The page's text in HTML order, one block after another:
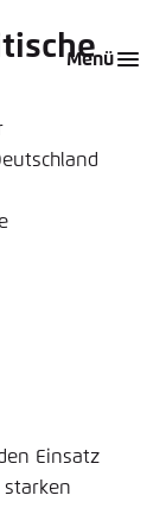
Menü
Einsatz
starken